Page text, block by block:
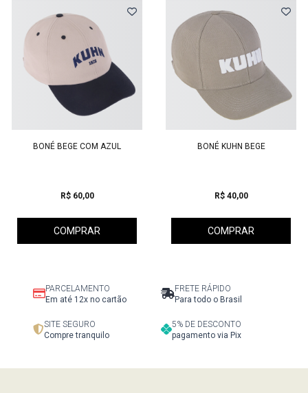
BONÉ BEGE COM AZUL
R$ 60,00
COMPRAR
BONÉ KUHN BEGE
R$ 40,00
COMPRAR
PARCELAMENTO
Em até 12x no cartão
FRETE RÁPIDO
Para todo o Brasil
SITE SEGURO
Compre tranquilo
5% DE DESCONTO
pagamento via Pix